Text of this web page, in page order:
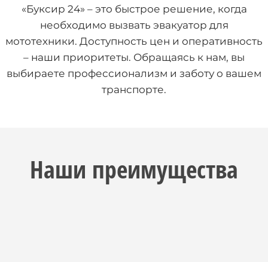
«Буксир 24» – это быстрое решение, когда
необходимо вызвать эвакуатор для
мототехники. Доступность цен и оперативность
– наши приоритеты. Обращаясь к нам, вы
выбираете профессионализм и заботу о вашем
транспорте.
Наши преимущества